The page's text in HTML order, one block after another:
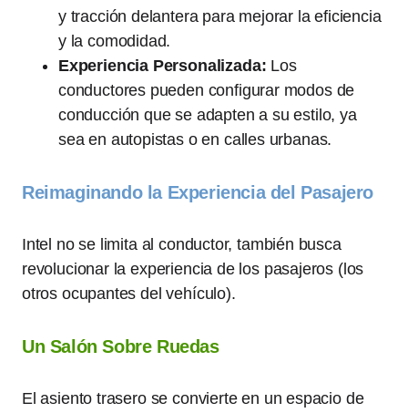
y tracción delantera para mejorar la eficiencia
y la comodidad.
Experiencia Personalizada: Los
conductores pueden configurar modos de
conducción que se adapten a su estilo, ya
sea en autopistas o en calles urbanas.
Reimaginando la Experiencia del Pasajero
Intel no se limita al conductor, también busca
revolucionar la experiencia de los pasajeros (los
otros ocupantes del vehículo).
Un Salón Sobre Ruedas
El asiento trasero se convierte en un espacio de